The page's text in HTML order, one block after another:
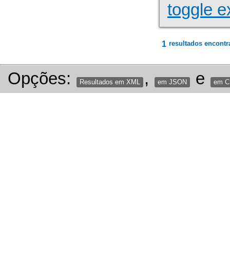
toggle
1 resultados
Opções: Resultados em XML , em JSON e em